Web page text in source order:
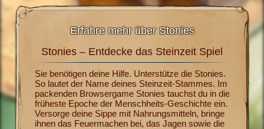
Erfahre mehr über Stonies
mit Stonies – Entdecke das Steinzeit Spiel
Sie benötigen deine Hilfe. Unterstütze die Stonies.
So lautet der Name deines Steinzeit-Stammes. Im
packenden Browsergame Stonies tauchst du in die
früheste Epoche der Menschheits-Geschichte ein.
Versorge deine Sippe mit Nahrungsmitteln, bringe
ihnen das Feuermachen bei, das Jagen sowie die
Jetzt
bringst